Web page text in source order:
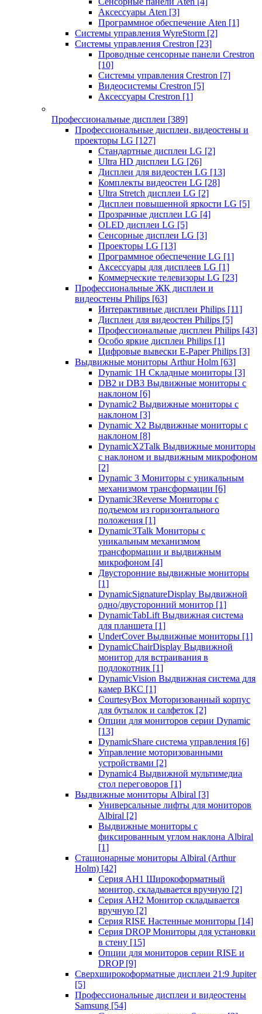
Аксессуары Aten [3]
Программное обеспечение Aten [1]
Системы управления WyreStorm [2]
Системы управления Crestron [23]
Проводные сенсорные панели Crestron
[10]
Системы управления Crestron [7]
Видеосистемы Crestron [5]
Аксессуары Crestron [1]
Профессиональные дисплеи [389]
Профессиональные дисплеи, видеостены и
проекторы LG [127]
Стандартные дисплеи LG [2]
Ultra HD дисплеи LG [26]
Дисплеи для видеостен LG [13]
Комплекты видеостен LG [28]
Ultra Stretch дисплеи LG [2]
Дисплеи повышенной яркости LG [5]
Прозрачные дисплеи LG [4]
OLED дисплеи LG [5]
Сенсорные дисплеи LG [3]
Проекторы LG [13]
Программное обеспечение LG [1]
Аксессуары для дисплеев LG [1]
Коммерческие телевизоры LG [23]
Профессиональные ЖК дисплеи и
видеостены Philips [63]
Интерактивные дисплеи Philips [11]
Дисплеи для видеостен Philips [5]
Профессиональные дисплеи Philips [43]
Особо яркие дисплеи Philips [1]
Цифровые вывески E-Paper Philips [3]
Выдвижные мониторы Arthur Holm [63]
Dynamic 1Н Складные мониторы [3]
DB2 и DB3 Выдвижные мониторы с
наклоном [6]
Dynamic2 Выдвижные мониторы с
наклоном [3]
Dynamic X2 Выдвижные мониторы с
наклоном [8]
DynamicX2Talk Выдвижные мониторы
с наклоном и выдвижным микрофоном
[2]
Dynamic 3 Мониторы с уникальным
механизмом трансформации [6]
Dynamic3Reverse Мониторы с
подъемом из горизонтального
положения [1]
Dynamic3Talk Мониторы с
уникальным механизмом
трансформации и выдвижным
микрофоном [4]
Двусторонние выдвижные мониторы
[1]
DynamicSignatureDisplay Выдвижной
одно/двусторонний монитор [1]
DynamicTabLift Выдвижная система
для планшета [1]
UnderCover Выдвижные мониторы [1]
DynamicChairDisplay Выдвижной
монитор для встраивания в
подлокотник [1]
DynamicVision Выдвижная система для
камер ВКС [1]
CourtesyBox Моторизованный корпус
для бутылок и салфеток [2]
Опции для мониторов серии Dynamic
[13]
DynamicShare система управления [6]
Управление моторизованными
устройствами [2]
Dynamic4 Выдвижной мультимедиа
стол переговоров [1]
Выдвижные мониторы Albiral [3]
Универсальные лифты для мониторов
Albiral [2]
Выдвижные мониторы с
фиксированным углом наклона Albiral
[1]
Стационарные мониторы Albiral (Arthur
Holm) [42]
Серия AH1 Широкоформатный
монитор, складывается вручную [2]
Серия AH2 Монитор складывается
вручную [2]
Серия RISE Настенные мониторы [14]
Серия DROP Мониторы для установки
в стену [15]
Опции для мониторов серии RISE и
DROP [9]
Сверхширокоформатные дисплеи 21:9 Jupiter
[5]
Профессиональные дисплеи и видеостены
Samsung [54]